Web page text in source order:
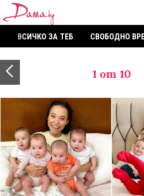
ВСИЧКО ЗА ТЕБ СВОБОДНО
1 от 10